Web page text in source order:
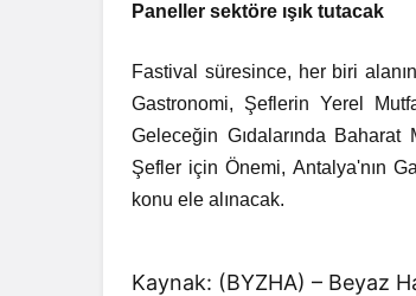
Paneller sektöre ışık tutacak
Fastival süresince, her biri
Gastronomi, Şeflerin Yerel
Geleceğin Gıdalarında
Şefler için Önemi, Antalya'nın
konu ele alınacak.
Kaynak: (BYZHA) – Beyaz